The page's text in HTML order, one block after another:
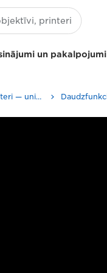
un pakalpojumi
Daudzfunkciju printeri — universāli printeri